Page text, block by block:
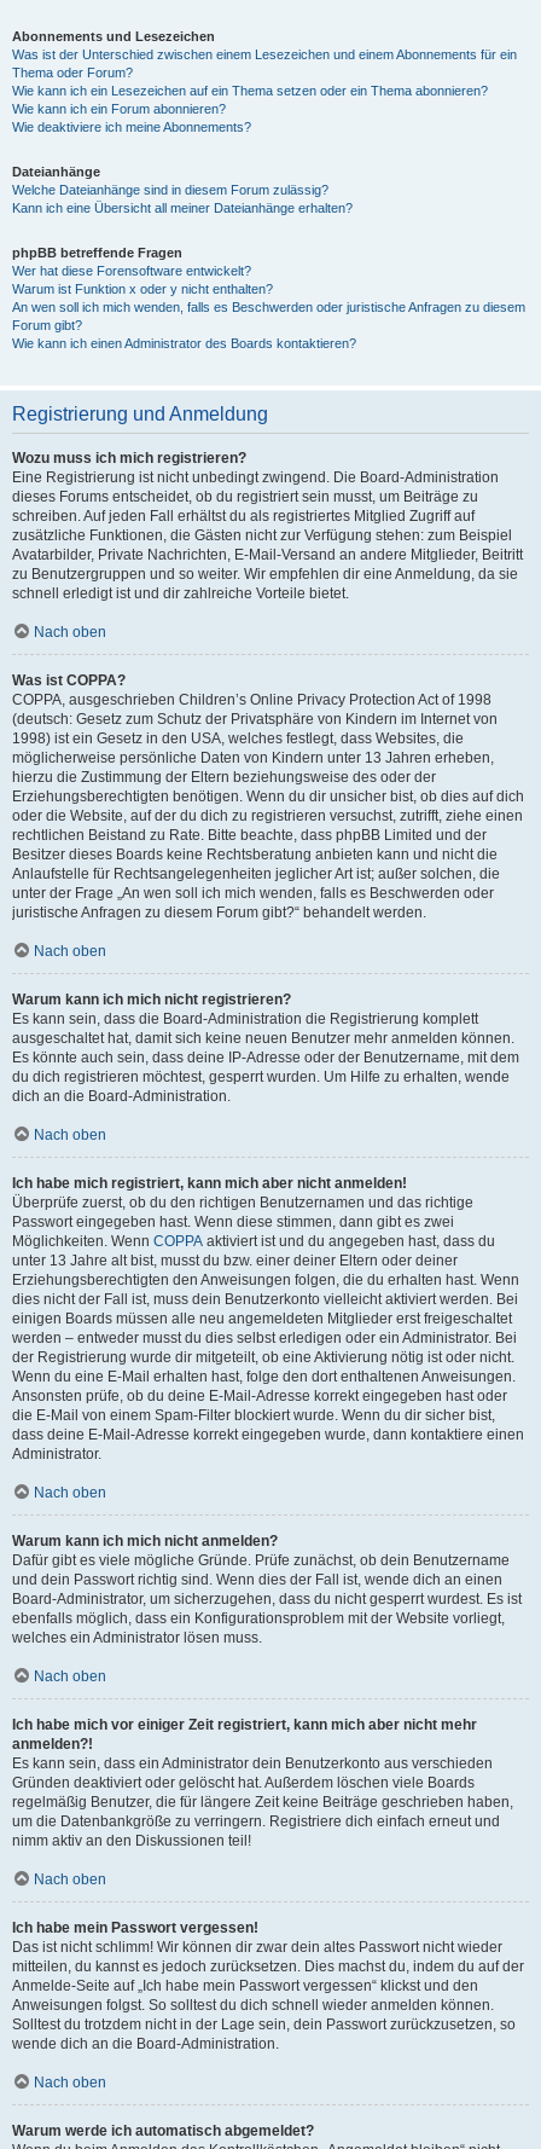
Abonnements und Lesezeichen
Was ist der Unterschied zwischen einem Lesezeichen und einem Abonnements für ein
Thema oder Forum?
Wie kann ich ein Lesezeichen auf ein Thema setzen oder ein Thema abonnieren?
Wie kann ich ein Forum abonnieren?
Wie deaktiviere ich meine Abonnements?
Dateianhänge
Welche Dateianhänge sind in diesem Forum zulässig?
Kann ich eine Übersicht all meiner Dateianhänge erhalten?
phpBB betreffende Fragen
Wer hat diese Forensoftware entwickelt?
Warum ist Funktion x oder y nicht enthalten?
An wen soll ich mich wenden, falls es Beschwerden oder juristische Anfragen zu diesem
Forum gibt?
Wie kann ich einen Administrator des Boards kontaktieren?
Registrierung und Anmeldung
Wozu muss ich mich registrieren?
Eine Registrierung ist nicht unbedingt zwingend. Die Board-Administration
dieses Forums entscheidet, ob du registriert sein musst, um Beiträge zu
schreiben. Auf jeden Fall erhältst du als registriertes Mitglied Zugriff auf
zusätzliche Funktionen, die Gästen nicht zur Verfügung stehen: zum Beispiel
Avatarbilder, Private Nachrichten, E-Mail-Versand an andere Mitglieder, Beitritt
zu Benutzergruppen und so weiter. Wir empfehlen dir eine Anmeldung, da sie
schnell erledigt ist und dir zahlreiche Vorteile bietet.
Nach oben
Was ist COPPA?
COPPA, ausgeschrieben Children’s Online Privacy Protection Act of 1998
(deutsch: Gesetz zum Schutz der Privatsphäre von Kindern im Internet von
1998) ist ein Gesetz in den USA, welches festlegt, dass Websites, die
möglicherweise persönliche Daten von Kindern unter 13 Jahren erheben,
hierzu die Zustimmung der Eltern beziehungsweise des oder der
Erziehungsberechtigten benötigen. Wenn du dir unsicher bist, ob dies auf dich
oder die Website, auf der du dich zu registrieren versuchst, zutrifft, ziehe einen
rechtlichen Beistand zu Rate. Bitte beachte, dass phpBB Limited und der
Besitzer dieses Boards keine Rechtsberatung anbieten kann und nicht die
Anlaufstelle für Rechtsangelegenheiten jeglicher Art ist; außer solchen, die
unter der Frage „An wen soll ich mich wenden, falls es Beschwerden oder
juristische Anfragen zu diesem Forum gibt?“ behandelt werden.
Nach oben
Warum kann ich mich nicht registrieren?
Es kann sein, dass die Board-Administration die Registrierung komplett
ausgeschaltet hat, damit sich keine neuen Benutzer mehr anmelden können.
Es könnte auch sein, dass deine IP-Adresse oder der Benutzername, mit dem
du dich registrieren möchtest, gesperrt wurden. Um Hilfe zu erhalten, wende
dich an die Board-Administration.
Nach oben
Ich habe mich registriert, kann mich aber nicht anmelden!
Überprüfe zuerst, ob du den richtigen Benutzernamen und das richtige
Passwort eingegeben hast. Wenn diese stimmen, dann gibt es zwei
Möglichkeiten. Wenn COPPA aktiviert ist und du angegeben hast, dass du
unter 13 Jahre alt bist, musst du bzw. einer deiner Eltern oder deiner
Erziehungsberechtigten den Anweisungen folgen, die du erhalten hast. Wenn
dies nicht der Fall ist, muss dein Benutzerkonto vielleicht aktiviert werden. Bei
einigen Boards müssen alle neu angemeldeten Mitglieder erst freigeschaltet
werden – entweder musst du dies selbst erledigen oder ein Administrator. Bei
der Registrierung wurde dir mitgeteilt, ob eine Aktivierung nötig ist oder nicht.
Wenn du eine E-Mail erhalten hast, folge den dort enthaltenen Anweisungen.
Ansonsten prüfe, ob du deine E-Mail-Adresse korrekt eingegeben hast oder
die E-Mail von einem Spam-Filter blockiert wurde. Wenn du dir sicher bist,
dass deine E-Mail-Adresse korrekt eingegeben wurde, dann kontaktiere einen
Administrator.
Nach oben
Warum kann ich mich nicht anmelden?
Dafür gibt es viele mögliche Gründe. Prüfe zunächst, ob dein Benutzername
und dein Passwort richtig sind. Wenn dies der Fall ist, wende dich an einen
Board-Administrator, um sicherzugehen, dass du nicht gesperrt wurdest. Es ist
ebenfalls möglich, dass ein Konfigurationsproblem mit der Website vorliegt,
welches ein Administrator lösen muss.
Nach oben
Ich habe mich vor einiger Zeit registriert, kann mich aber nicht mehr
anmelden?!
Es kann sein, dass ein Administrator dein Benutzerkonto aus verschieden
Gründen deaktiviert oder gelöscht hat. Außerdem löschen viele Boards
regelmäßig Benutzer, die für längere Zeit keine Beiträge geschrieben haben,
um die Datenbankgröße zu verringern. Registriere dich einfach erneut und
nimm aktiv an den Diskussionen teil!
Nach oben
Ich habe mein Passwort vergessen!
Das ist nicht schlimm! Wir können dir zwar dein altes Passwort nicht wieder
mitteilen, du kannst es jedoch zurücksetzen. Dies machst du, indem du auf der
Anmelde-Seite auf „Ich habe mein Passwort vergessen“ klickst und den
Anweisungen folgst. So solltest du dich schnell wieder anmelden können.
Solltest du trotzdem nicht in der Lage sein, dein Passwort zurückzusetzen, so
wende dich an die Board-Administration.
Nach oben
Warum werde ich automatisch abgemeldet?